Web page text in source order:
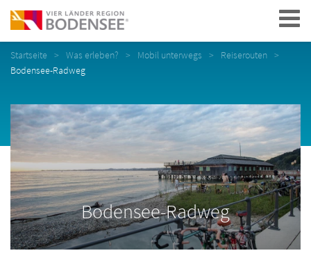
Navigation
Startseite Was erleben? Mobil unterwegs
Reiserouten
Bodensee-Radweg
Bodensee-Radweg